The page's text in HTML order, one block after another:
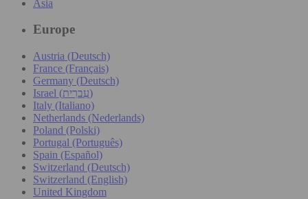
Asia
Europe
Austria (Deutsch)
France (Français)
Germany (Deutsch)
Israel (עִברִית)
Italy (Italiano)
Netherlands (Nederlands)
Poland (Polski)
Portugal (Português)
Spain (Español)
Switzerland (Deutsch)
Switzerland (English)
United Kingdom